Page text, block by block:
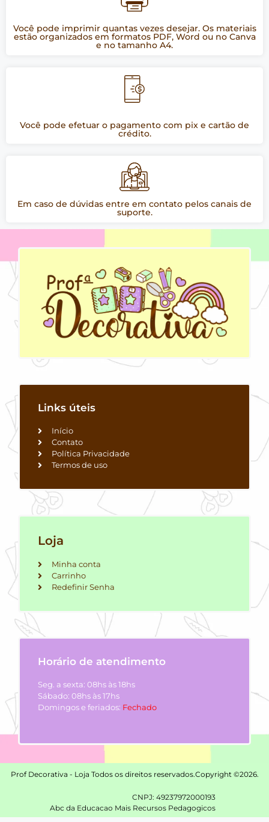
Você pode imprimir quantas vezes desejar. Os materiais
estão organizados em formatos PDF, Word ou no Canva
e no tamanho A4.
Você pode efetuar o pagamento com pix e cartão de
crédito.
Em caso de dúvidas entre em contato pelos canais de
suporte.
Links úteis
Início
Contato
Política Privacidade
Termos de uso
Loja
Minha conta
Carrinho
Redefinir Senha
Horário de atendimento
Seg. a sexta: 08hs às 18hs
Sábado: 08hs às 17hs
Domingos e feriados: Fechado
Prof Decorativa - Loja Todos os direitos reservados.Copyright ©2026.
CNPJ: 49237972000193
Abc da Educacao Mais Recursos Pedagogicos